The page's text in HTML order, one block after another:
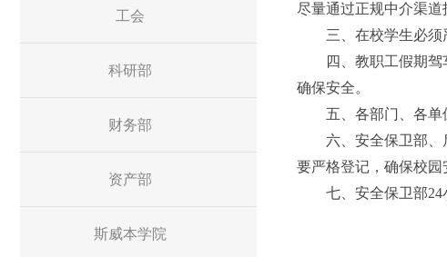
工会
科研部
财务部
资产部
斯威本学院
尽量通过正规中介渠
三、在校学生必须严
四、教职工假期驾车
确保安全。
五、各部门、各单
六、安全保卫部、后
要严格登记，确保校园
七、安全保卫部24